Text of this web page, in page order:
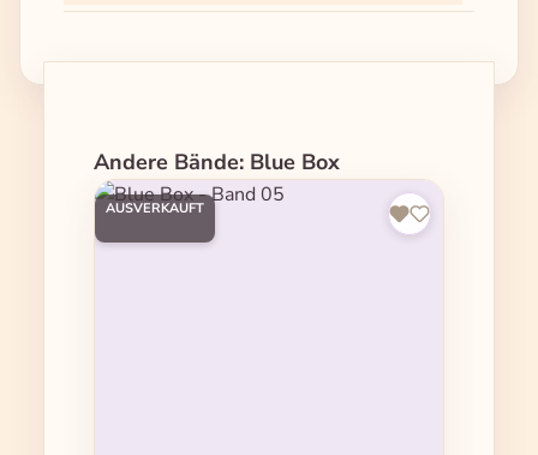
Produktgalerie überspringen
Andere Bände: Blue Box
AUSVERKAUFT